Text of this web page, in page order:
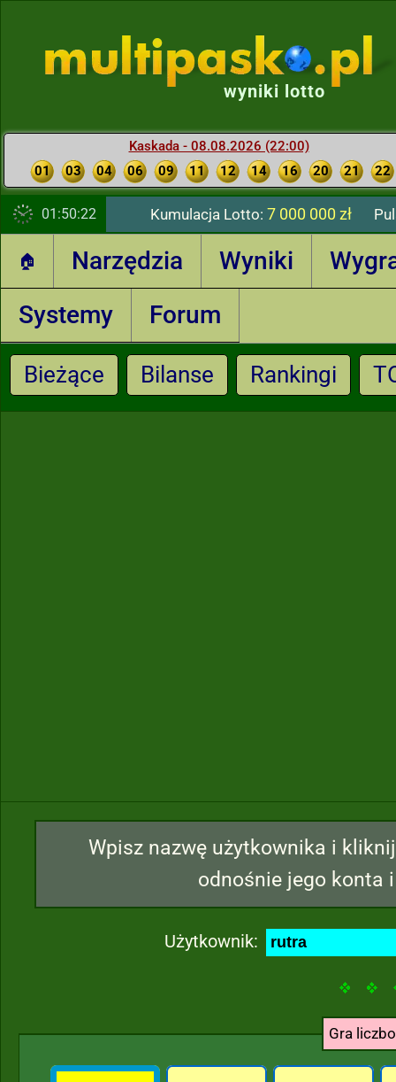
wyniki lotto
Kaskada - 08.08.2026 (22:00)
01
03 04 06 09 11 12 14 16 20 21 22
01:50:22 Kumulacja Lotto: 7 000 000 zł
🏠 Narzędzia Wyniki
Systemy
Forum
Bieżące Bilanse Rankingi
Wpisz nazwę użytkownika i
odnośnie jego konta
Użytkownik:
Gra